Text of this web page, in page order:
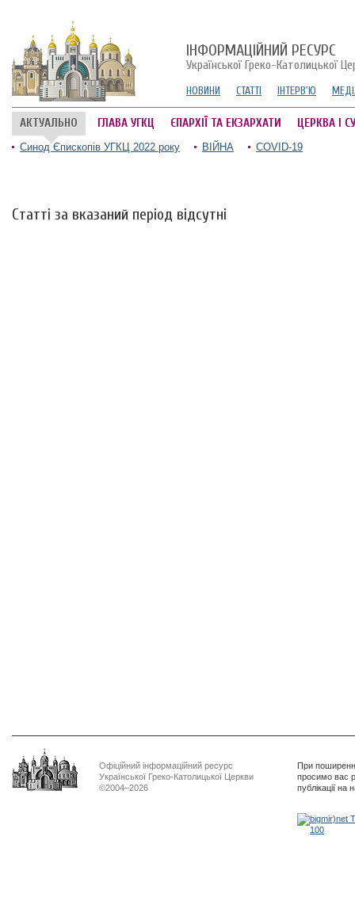
ІНФОРМАЦІЙНИЙ РЕСУРС
Української Греко-Католицької
НОВИНИ СТАТТІ ІНТЕРВ'Ю
АКТУАЛЬНО ГЛАВА УГКЦ ЄПАРХІЇ ТА ЕКЗАРХАТИ ЦЕРКВА І
Синод Єпископів УГКЦ 2022 року ВІЙНА COVID-19
Статті за вказаний період відсутні
Офіційний інформаційний ресурс
Української Греко-Католицької Церкви
©2004–2026
При
просимо вас
публікації на